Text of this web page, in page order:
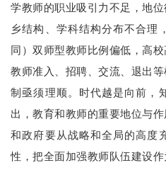
学教师的职业吸引力不足，地
乡结构、学科结构分布不合理
同）双师型教师比例偏低，高
教师准入、招聘、交流、退出
制亟须理顺。时代越是向前，
出，教育和教师的重要地位与
和政府要从战略和全局的高度
性，把全面加强教师队伍建设